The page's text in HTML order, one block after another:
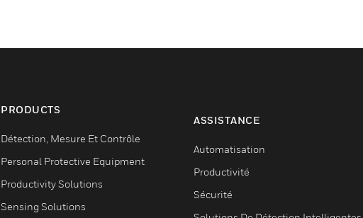
PRODUCTS
Détection, Mesure Et Contrôle
Personal Protective Equipment
Productivity Solutions
Sensing Solutions
ASSISTANCE
Automatisation
Productivité
Sécurité